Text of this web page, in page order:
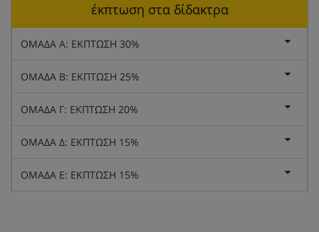
έκπτωση στα δίδακτρα
ΟΜΑΔΑ Α: ΕΚΠΤΩΣΗ 30%
ΟΜΑΔΑ Β: ΕΚΠΤΩΣΗ 25%
ΟΜΑΔΑ Γ: ΕΚΠΤΩΣΗ 20%
ΟΜΑΔΑ Δ: ΕΚΠΤΩΣΗ 15%
ΟΜΑΔΑ Ε: ΕΚΠΤΩΣΗ 15%